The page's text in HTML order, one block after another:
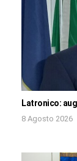
Latronico:
8 Agosto 2026